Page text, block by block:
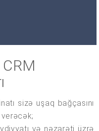
sizə uşaq bağçasını
və nəzarəti üzrə